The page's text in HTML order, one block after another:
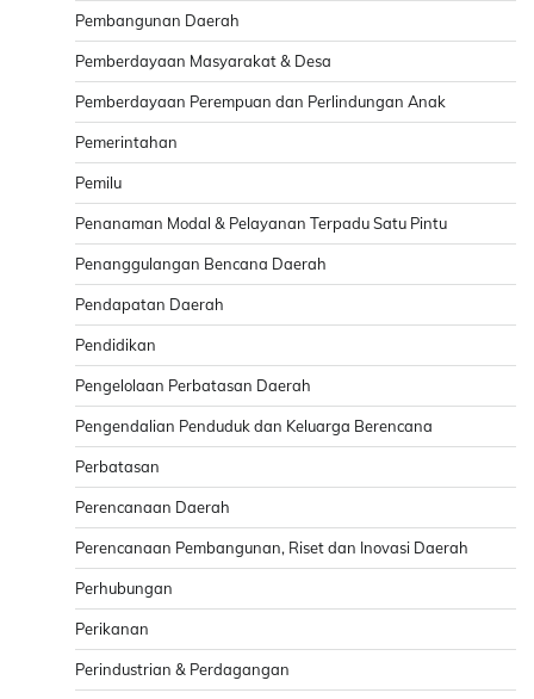
Pembangunan Daerah
Pemberdayaan Masyarakat & Desa
Pemberdayaan Perempuan dan Perlindungan Anak
Pemerintahan
Pemilu
Penanaman Modal & Pelayanan Terpadu Satu Pintu
Penanggulangan Bencana Daerah
Pendapatan Daerah
Pendidikan
Pengelolaan Perbatasan Daerah
Pengendalian Penduduk dan Keluarga Berencana
Perbatasan
Perencanaan Daerah
Perencanaan Pembangunan, Riset dan Inovasi Daerah
Perhubungan
Perikanan
Perindustrian & Perdagangan